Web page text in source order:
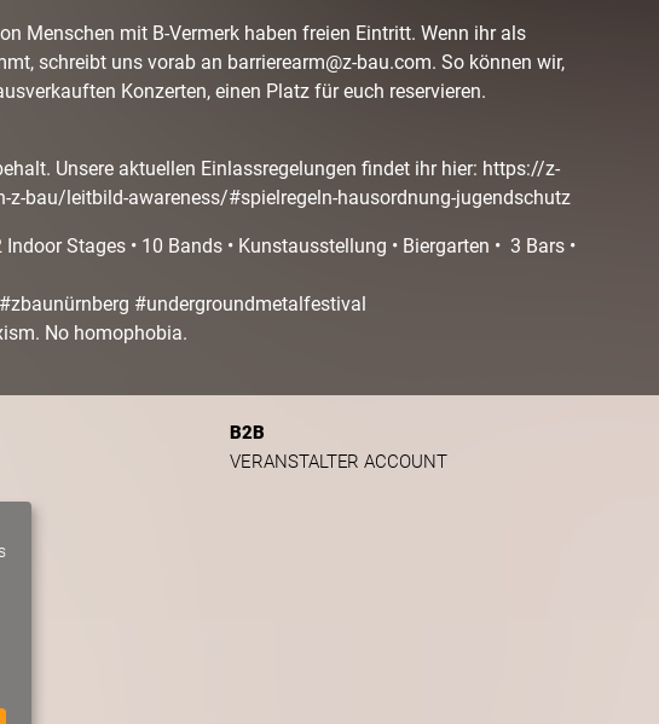
Menschen mit B-Vermerk haben freien Eintritt. Wenn ihr als
schreibt uns vorab an barrierearm@z-bau.com. So können wir,
Konzerten, einen Platz für euch reservieren.
Unsere aktuellen Einlassregelungen findet ihr hier: https://z-
z-bau/leitbild-awareness/#spielregeln-hausordnung-jugendschutz
Indoor Stages • 10 Bands • Kunstausstellung • Biergarten • 3 Bars •
#undergroundmetalfestival
No homophobia.
B2B
VERANSTALTER ACCOUNT